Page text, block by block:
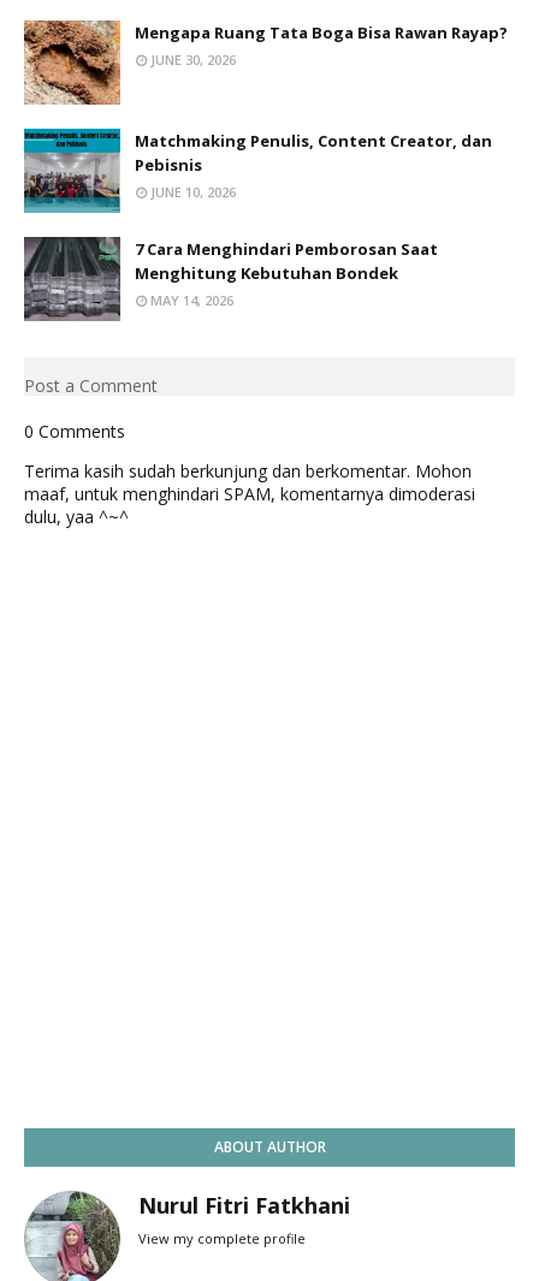
Mengapa Ruang Tata Boga Bisa Rawan Rayap?
JUNE 30, 2026
Matchmaking Penulis, Content Creator, dan
Pebisnis
JUNE 10, 2026
7 Cara Menghindari Pemborosan Saat
Menghitung Kebutuhan Bondek
MAY 14, 2026
Post a Comment
0 Comments
Terima kasih sudah berkunjung dan berkomentar. Mohon
maaf, untuk menghindari SPAM, komentarnya dimoderasi
dulu, yaa ^~^
ABOUT AUTHOR
Nurul Fitri Fatkhani
View my complete profile